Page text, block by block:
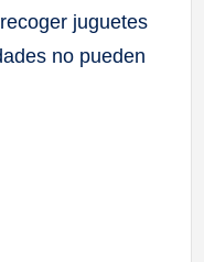
juguetes
no pueden